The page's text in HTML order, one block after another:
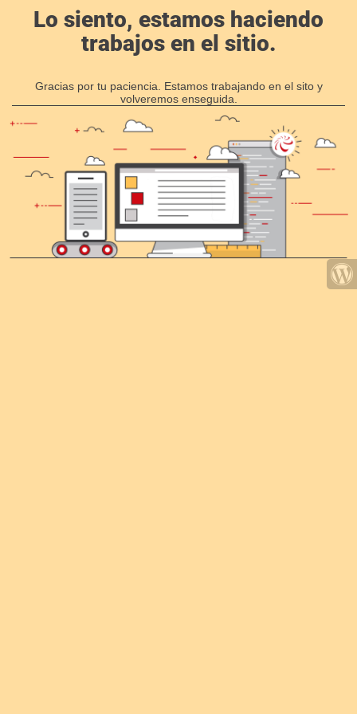
Lo siento, estamos haciendo
trabajos en el sitio.
Gracias por tu paciencia. Estamos trabajando en el sito y
volveremos enseguida.